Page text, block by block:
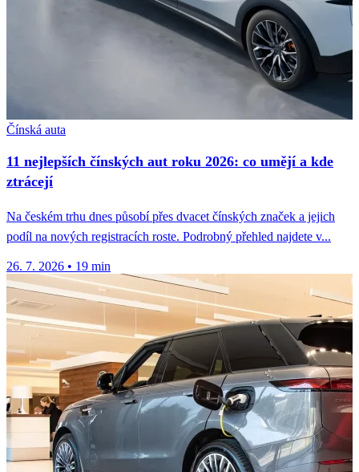
Čínská auta
11 nejlepších čínských aut roku 2026: co umějí a kde
ztrácejí
Na českém trhu dnes působí přes dvacet čínských značek a jejich
podíl na nových registracích roste. Podrobný přehled najdete v...
26. 7. 2026 • 19 min